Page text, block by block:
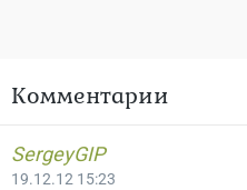
Комментарии
SergeyGIP
19.12.12 15:23